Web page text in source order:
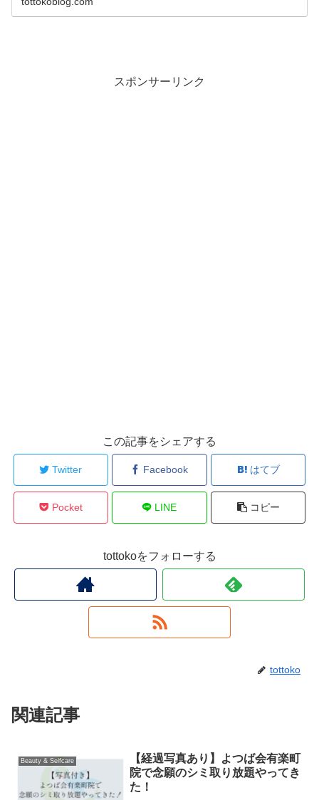
スポンサーリンク
この記事をシェアする
Twitter Facebook はてブ
Pocket LINE コピー
tottokoをフォローする
tottoko
関連記事
Beauty & Selfcare
【経過写真あり】よつば会有楽町
院で念願のシミ取り放題やってき
た！